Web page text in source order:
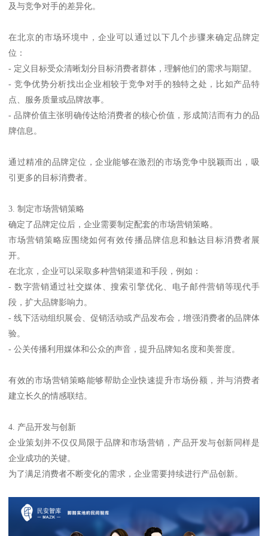
及与竞争对手的差异化。
在北京的市场环境中，企业可以通过以下几个步骤来确定品牌定
位：
- 定义目标受众清晰划分目标消费者群体，理解他们的需求与期望。
- 竞争优势分析找出企业相较于竞争对手的独特之处，比如产品特
点、服务质量或品牌故事。
- 品牌价值主张明确传达给消费者的核心价值，形成简洁而有力的品
牌信息。
通过精准的品牌定位，企业能够在激烈的市场竞争中脱颖而出，吸
引更多的目标消费者。
3. 制定市场营销策略
确定了品牌定位后，企业需要制定配套的市场营销策略。
市场营销策略应围绕如何有效传播品牌信息和触达目标消费者展
开。
在北京，企业可以采取多种营销渠道和手段，例如：
- 数字营销通过社交媒体、搜索引擎优化、电子邮件营销等现代手
段，扩大品牌影响力。
- 线下活动组织展会、促销活动或产品发布会，增强消费者的品牌体
验。
- 公关传播利用媒体和公众的声音，提升品牌知名度和美誉度。
有效的市场营销策略能够帮助企业快速提升市场份额，并与消费者
建立长久的情感联结。
4. 产品开发与创新
企业策划并不仅仅局限于品牌和市场营销，产品开发与创新同样是
企业成功的关键。
为了满足消费者不断变化的需求，企业需要持续进行产品创新。